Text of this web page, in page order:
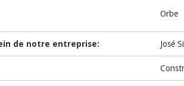
Orbe
de notre entreprise: José